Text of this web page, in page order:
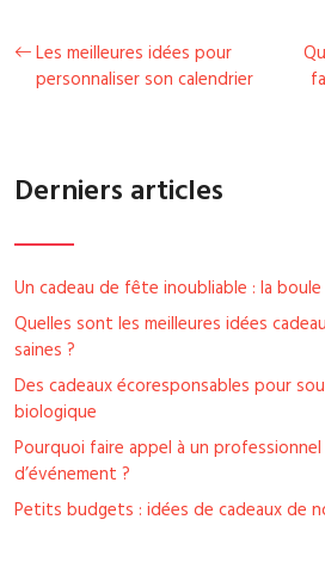
Les meilleures idées pour
personnaliser son calendrier
Derniers articles
Un cadeau de fête inoubliable : la
Quelles sont les meilleures idées
saines ?
Des cadeaux écoresponsables pour
biologique
Pourquoi faire appel à un professionnel
d’événement ?
Petits budgets : idées de cadeaux de